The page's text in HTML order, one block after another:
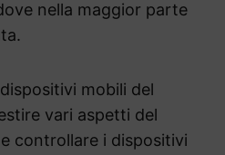
nella maggior parte
mobili del
vari aspetti del
controllare i dispositivi